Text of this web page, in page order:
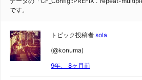
です。
トピック投稿者 sola
(@konuma)
9年、 8ヶ月前